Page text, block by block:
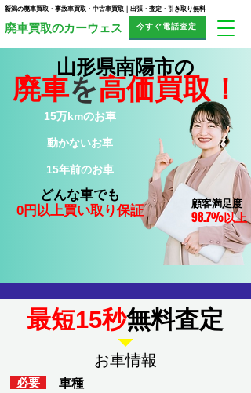
今すぐ電話査定
​廃車買取のカーウェス
新潟の廃車買取・事故車買取・中古車買取｜出張・査定・引き取り無料
山形県南陽市の
廃車を高価買取！
15万kmのお車
​動かないお車
15年前のお車
​どんな車でも
0円以上買い取り保証
顧客満足度
98.7%以上
​最短15秒無料査定
​お車情報
​必要 車種